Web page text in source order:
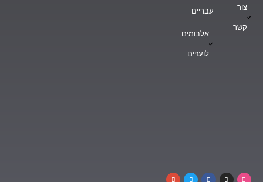
צור
קשר
עבריים
אלבומים
לועזיים
D
I
F
T
G